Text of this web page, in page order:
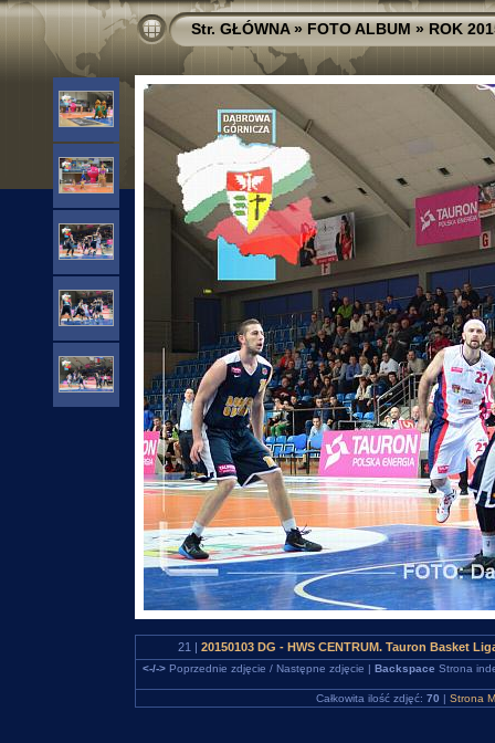
Str. GŁÓWNA»FOTO ALBUM»ROK
21 | 20150103 DG - HWS CENTRUM. Tauron Basket
<-/->Poprzednie zdjęcie / Następne zdjęcie | Backspace Strona
Całkowita ilość zdjęć: 70 | Strona